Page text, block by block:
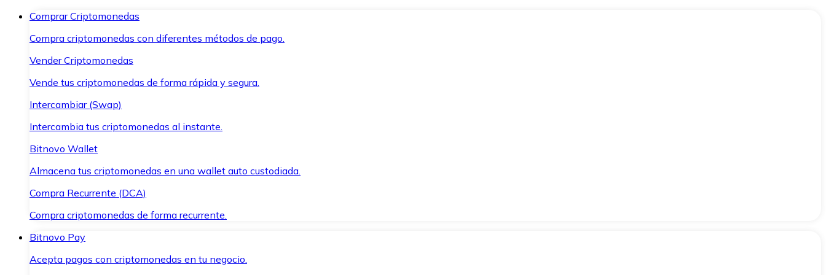
Comprar Criptomonedas
Compra criptomonedas con diferentes métodos de pago.
Vender Criptomonedas
Vende tus criptomonedas de forma rápida y segura.
Intercambiar (Swap)
Intercambia tus criptomonedas al instante.
Bitnovo Wallet
Almacena tus criptomonedas en una wallet auto custodiada.
Compra Recurrente (DCA)
Compra criptomonedas de forma recurrente.
Bitnovo Pay
Acepta pagos con criptomonedas en tu negocio.